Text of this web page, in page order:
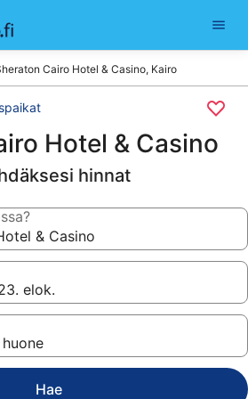
Cairo Hotel & Casino, Kairo
Hotel & Casino
hinnat
& Casino
elok.
Hae